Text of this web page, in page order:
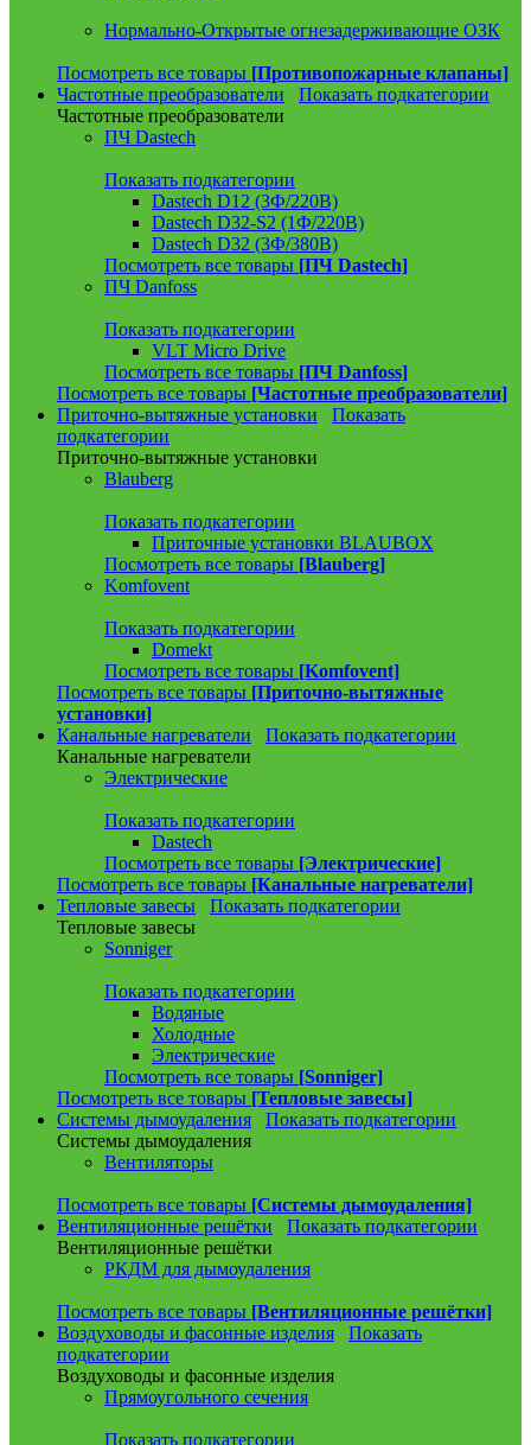
Нормально-Открытые огнезадерживающие ОЗК
Посмотреть все товары [Противопожарные клапаны]
Частотные преобразователи
Показать подкатегории
Частотные преобразователи
ПЧ Dastech
Показать подкатегории
Dastech D12 (3Ф/220В)
Dastech D32-S2 (1Ф/220В)
Dastech D32 (3Ф/380В)
Посмотреть все товары [ПЧ Dastech]
ПЧ Danfoss
Показать подкатегории
VLT Micro Drive
Посмотреть все товары [ПЧ Danfoss]
Посмотреть все товары [Частотные преобразователи]
Приточно-вытяжные установки
Показать
подкатегории
Приточно-вытяжные установки
Blauberg
Показать подкатегории
Приточные установки BLAUBOX
Посмотреть все товары [Blauberg]
Komfovent
Показать подкатегории
Domekt
Посмотреть все товары [Komfovent]
Посмотреть все товары [Приточно-вытяжные
установки]
Канальные нагреватели
Показать подкатегории
Канальные нагреватели
Электрические
Показать подкатегории
Dastech
Посмотреть все товары [Электрические]
Посмотреть все товары [Канальные нагреватели]
Тепловые завесы
Показать подкатегории
Тепловые завесы
Sonniger
Показать подкатегории
Водяные
Холодные
Электрические
Посмотреть все товары [Sonniger]
Посмотреть все товары [Тепловые завесы]
Системы дымоудаления
Показать подкатегории
Системы дымоудаления
Вентиляторы
Посмотреть все товары [Системы дымоудаления]
Вентиляционные решётки
Показать подкатегории
Вентиляционные решётки
РКДМ для дымоудаления
Посмотреть все товары [Вентиляционные решётки]
Воздуховоды и фасонные изделия
Показать
подкатегории
Воздуховоды и фасонные изделия
Прямоугольного сечения
Показать подкатегории